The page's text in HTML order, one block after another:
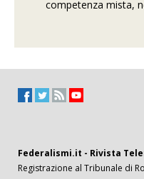
competenza mista,
Federalismi.it - Rivista
Registrazione al Tribunale di